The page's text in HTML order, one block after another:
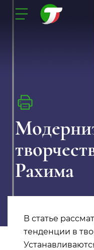
Рахима
В статье
тенденции в